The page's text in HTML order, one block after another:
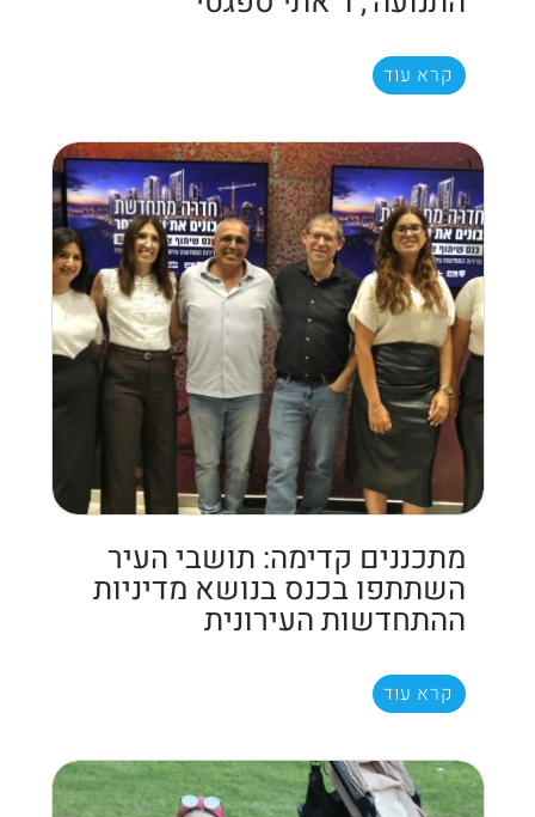
קרא עוד
מתכננים קדימה: תושבי העיר
השתתפו בכנס בנושא מדיניות
ההתחדשות העירונית
קרא עוד